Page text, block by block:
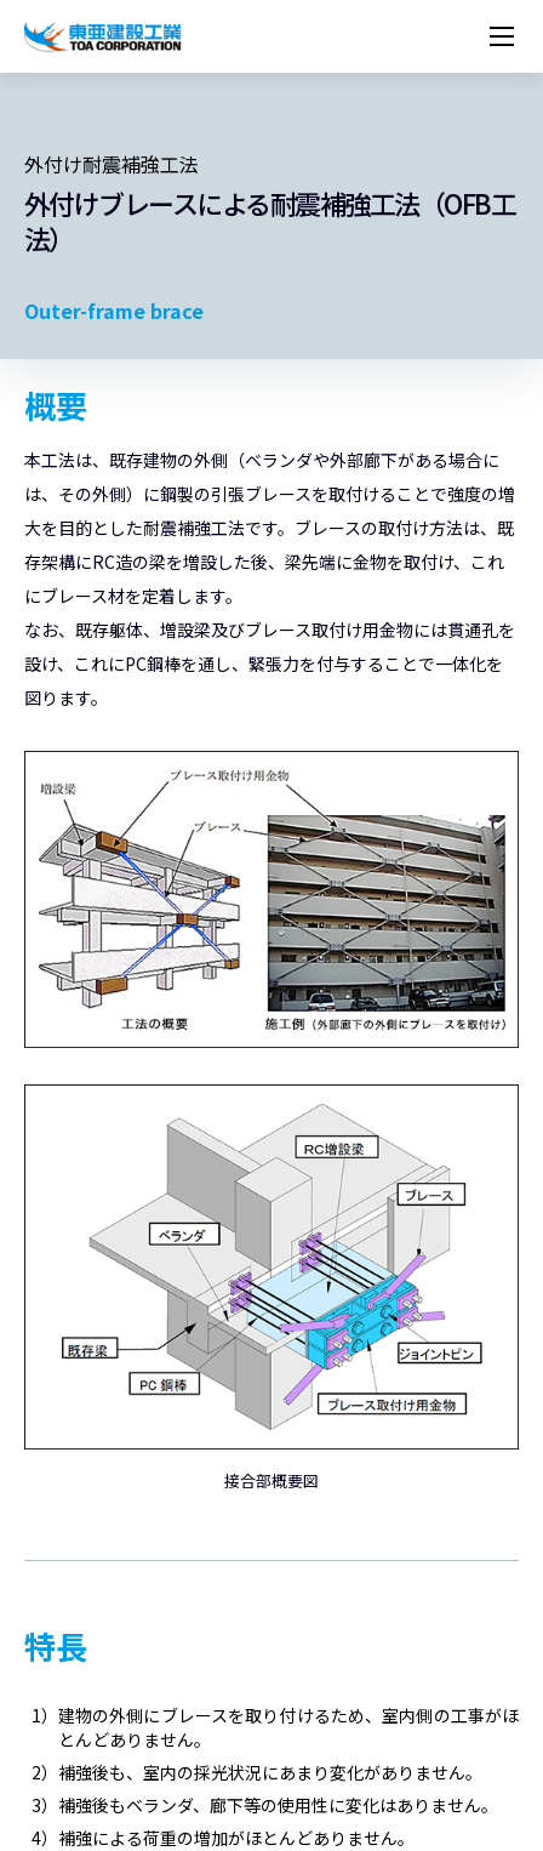
トップメッセージ
労働安全衛生・環境・品質方針
プレスリリース
組織図
ネットワーク
役員一覧
沿革
東亜坊や
シンボルマーク「三羽の鶴」
東亜の歩み ～From 1908 to 2008～
トップメッセージ
中期経営計画資料
統合報告書
最新IR資料
IRカレンダー
株価情報
経営方針
IRライブラリー
株式・社債情報
IRサポート
ESGに関する外部評価
施設・用途別
国内から探す
海外から探す
年代別
現場レポート
サステナビリティ
トップメッセージ
サステナビリティ経営
DX戦略
ESGデータ
環境行動規範
環境マネジメント
生物多様性
水資源
人権の尊重
人材育成
労働安全衛生
サプライチェーン・マネジメント
パートナーシップ構築宣言
マルチステークホルダー方針
コーポレートガバナンス
コンプライアンス
情報セキュリティ
知的財産基本方針
社会貢献活動
ESGに関する外部評価
技術とサービス
ニーズから探す
建築技術一覧
所有船舶一覧
技術研究開発センター
冷蔵倉庫の相談室
冷蔵倉庫をつくりたい
木質化計画 特別鼎談
採用情報
新卒・第二新卒採用情報
キャリア採用
カムバック採用
Careers (English)
コーポレートメッセージ
外付け耐震補強工法
外付けブレースによる耐震補強工法（OFB工
法）
Outer-frame brace
概要
本工法は、既存建物の外側（ベランダや外部廊下がある場合に
は、その外側）に鋼製の引張ブレースを取付けることで強度の増
大を目的とした耐震補強工法です。ブレースの取付け方法は、既
存架構にRC造の梁を増設した後、梁先端に金物を取付け、これ
にブレース材を定着します。
なお、既存躯体、増設梁及びブレース取付け用金物には貫通孔を
設け、これにPC鋼棒を通し、緊張力を付与することで一体化を
図ります。
接合部概要図
特長
1）建物の外側にブレースを取り付けるため、室内側の工事がほ
とんどありません。
2）補強後も、室内の採光状況にあまり変化がありません。
3）補強後もベランダ、廊下等の使用性に変化はありません。
4）補強による荷重の増加がほとんどありません。